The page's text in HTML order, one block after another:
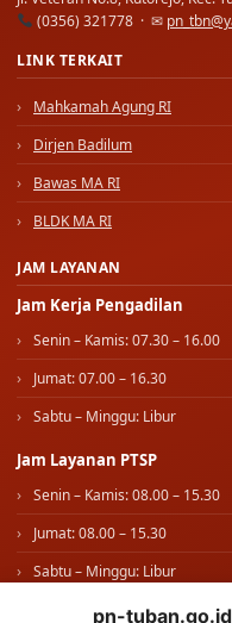
(0356) 321778 · ✉
LINK TERKAIT
Mahkamah Agung RI
Dirjen Badilum
Bawas MA RI
BLDK MA RI
JAM LAYANAN
Jam Kerja Pengadilan
Senin – Kamis: 07.30 – 16.00
Jumat: 07.00 – 16.30
Sabtu – Minggu: Libur
Jam Layanan PTSP
Senin – Kamis: 08.00 – 15.30
Jumat: 08.00 – 15.30
Sabtu – Minggu: Libur
IKUTI KAMIpn-tuban.go.id